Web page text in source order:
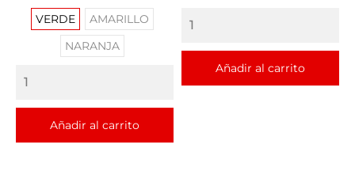
VERDE
AMARILLO
NARANJA
Añadir al carrito
Añadir al carrito